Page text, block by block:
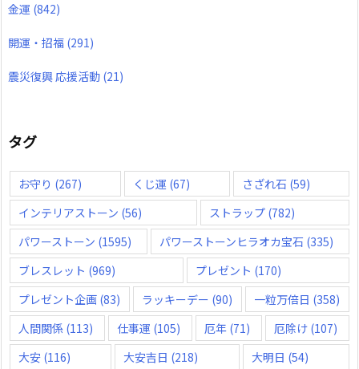
金運 (842)
開運・招福 (291)
震災復興 応援活動 (21)
タグ
お守り (267) くじ運 (67) さざれ石 (59)
インテリアストーン (56) ストラップ(782)
パワーストーン (1595) パワーストーンヒラオカ宝石 (335)
ブレスレット (969) プレゼント (170)
プレゼント企画 (83) ラッキーデー (90) 一粒万倍日 (358)
人間関係 (113) 仕事運 (105) 厄年 (71) 厄除け (107)
大安 (116) 大安吉日 (218) 大明日 (54)